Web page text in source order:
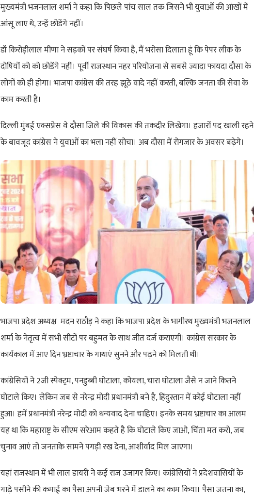
मुख्यमंत्री भजनलाल शर्मा ने कहा कि पिछले पांच साल तक जिसने भी युवाओं की आंखों में
आंसू लाए थे, उन्हें छोडेंगे नहीं।
डॉ किरोड़ीलाल मीणा ने सड़कों पर संघर्ष किया है, मैं भरोसा दिलाता हूं कि पेपर लीक के
दोषियों को को छोडेंगे नहीं। पूर्वी राजस्थान नहर परियोजना से सबसे ज्यादा फायदा दौसा के
लोगों को ही होगा। भाजपा कांग्रेस की तरह झूठे वादे नहीं करती, बल्कि जनता की सेवा के
काम करती है।
दिल्ली मुंबई एक्सप्रेस वे दौसा जिले की विकास की तकदीर लिखेगा। हजारों पद खाली रहने
के बावजूद कांग्रेस ने युवाओं का भला नहीं सोचा। अब दौसा में रोगजार के अवसर बढ़ेगे।
भाजपा प्रदेश अध्यक्ष मदन राठौड़ ने कहा कि भाजपा प्रदेश के भागीरथ मुख्यमंत्री भजनलाल
शर्मा के नेतृत्व में सभी सीटों पर बहुमत के साथ जीत दर्ज कराएगी। कांग्रेस सरकार के
कार्यकाल में आए दिन भ्रष्टाचार के गाथाएं सुनने और पढ़ने को मिलती थी।
कांग्रेसियों ने 2जी स्पेक्ट्रम, पनडुब्बी घोटाला, कोयला, चारा घोटाला जैसे न जाने कितने
घोटाले किए। लेकिन जब से नरेन्द्र मोदी प्रधानमंत्री बने है, हिंदुस्तान में कोई घोटाला नहीं
हुआ। हमें प्रधानमंत्री नरेन्द्र मोदी को धन्यवाद देना चाहिए। इनके समय भ्रष्टाचार का आलम
यह था कि महाराष्ट्र के सीएम सरेआम कहते है कि घोटाले किए जाओ, चिंता मत करो, जब
चुनाव आएं तो जनताके सामने पगड़ी रख देना, आशीर्वाद मिल जाएगा।
यहां राजस्थान में भी लाल डायरी ने कई राज उजागर किए। कांग्रेसियों ने प्रदेशवासियों के
गाढ़े पसीने की कमाई का पैसा अपनी जेब भरने में डालने का काम किया। पैसा जतना का,